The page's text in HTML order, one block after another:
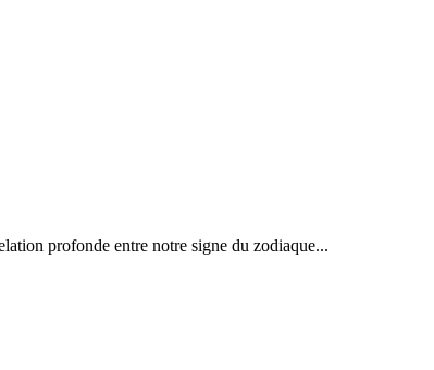
profonde entre notre signe du zodiaque...